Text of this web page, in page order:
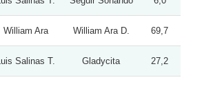
William Ara William Ara D. 69,7
Luis Salinas T. Gladycita 27,2